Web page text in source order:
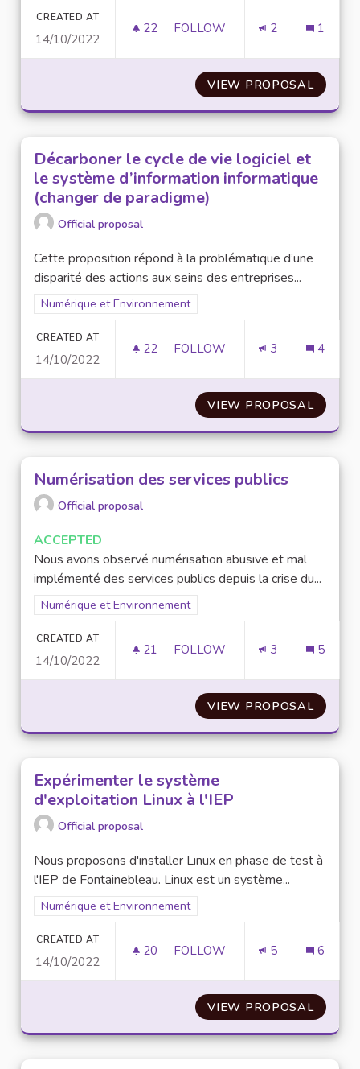
CREATED AT
14/10/2022
22 22 FOLLOWERS
FOLLOW 2 1
VIEW PROPOSAL
Décarboner le cycle de vie logiciel et
le système d’information informatique
(changer de paradigme)
Official proposal
Cette proposition répond à la problématique d’une
disparité des actions aux seins des entreprises...
Filter results for scope: Numérique et Environnement
Numérique et Environnement
CREATED AT
14/10/2022
22 22 FOLLOWERS
FOLLOW 3 4
VIEW PROPOSAL
Numérisation des services publics
Official proposal
ACCEPTED
Nous avons observé numérisation abusive et mal
implémenté des services publics depuis la crise du...
Filter results for scope: Numérique et Environnement
Numérique et Environnement
CREATED AT
14/10/2022
21 21 FOLLOWERS
FOLLOW 3 5
VIEW PROPOSAL
Expérimenter le système
d'exploitation Linux à l'IEP
Official proposal
Nous proposons d'installer Linux en phase de test à
l'IEP de Fontainebleau. Linux est un système...
Filter results for scope: Numérique et Environnement
Numérique et Environnement
CREATED AT
14/10/2022
20 20 FOLLOWERS
FOLLOW 5 6
VIEW PROPOSAL